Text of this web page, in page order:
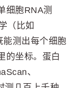
细胞RNA测
（比如
测出每个细胞
的坐标。蛋白
、